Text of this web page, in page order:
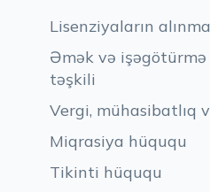
Lisenziyaların
Əmək və
təşkili
Vergi, mühasibatlıq
Miqrasiya hüququ
Tikinti hüququ